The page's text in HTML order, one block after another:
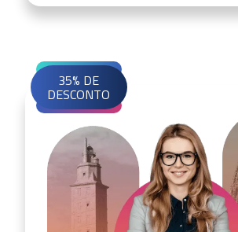
35% DE
DESCONTO